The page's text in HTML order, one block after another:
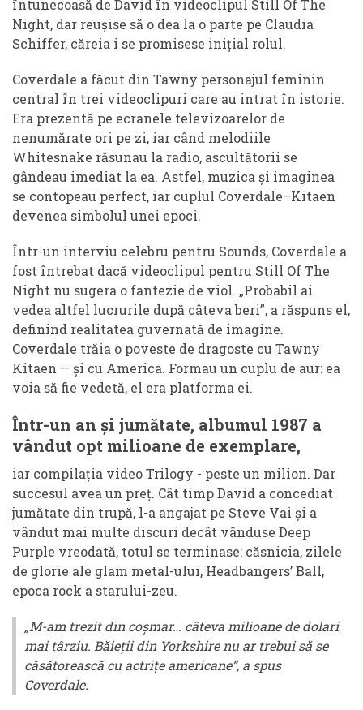
întunecoasă de David în videoclipul Still Of The
Night, dar reușise să o dea la o parte pe Claudia
Schiffer, căreia i se promisese inițial rolul.
Coverdale a făcut din Tawny personajul feminin
central în trei videoclipuri care au intrat în istorie.
Era prezentă pe ecranele televizoarelor de
nenumărate ori pe zi, iar când melodiile
Whitesnake răsunau la radio, ascultătorii se
gândeau imediat la ea. Astfel, muzica și imaginea
se contopeau perfect, iar cuplul Coverdale–Kitaen
devenea simbolul unei epoci.
Într-un interviu celebru pentru Sounds, Coverdale a
fost întrebat dacă videoclipul pentru Still Of The
Night nu sugera o fantezie de viol. „Probabil ai
vedea altfel lucrurile după câteva beri”, a răspuns el,
definind realitatea guvernată de imagine.
Coverdale trăia o poveste de dragoste cu Tawny
Kitaen — și cu America. Formau un cuplu de aur: ea
voia să fie vedetă, el era platforma ei.
Într-un an și jumătate, albumul 1987 a
vândut opt milioane de exemplare,
iar compilația video Trilogy - peste un milion. Dar
succesul avea un preț. Cât timp David a concediat
jumătate din trupă, l-a angajat pe Steve Vai și a
vândut mai multe discuri decât vânduse Deep
Purple vreodată, totul se terminase: căsnicia, zilele
de glorie ale glam metal-ului, Headbangers’ Ball,
epoca rock a starului-zeu.
„M-am trezit din coșmar… câteva milioane de dolari
mai târziu. Băieții din Yorkshire nu ar trebui să se
căsătorească cu actrițe americane”, a spus
Coverdale.